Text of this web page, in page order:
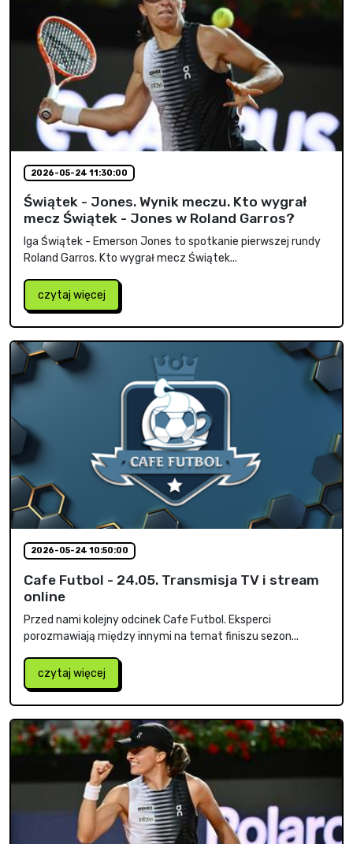
2026-05-24 11:30:00
Świątek - Jones. Wynik meczu. Kto wygrał
mecz Świątek - Jones w Roland Garros?
Iga Świątek - Emerson Jones to spotkanie pierwszej rundy
Roland Garros. Kto wygrał mecz Świątek...
czytaj więcej
2026-05-24 10:50:00
Cafe Futbol - 24.05. Transmisja TV i stream
online
Przed nami kolejny odcinek Cafe Futbol. Eksperci
porozmawiają między innymi na temat finiszu sezon...
czytaj więcej